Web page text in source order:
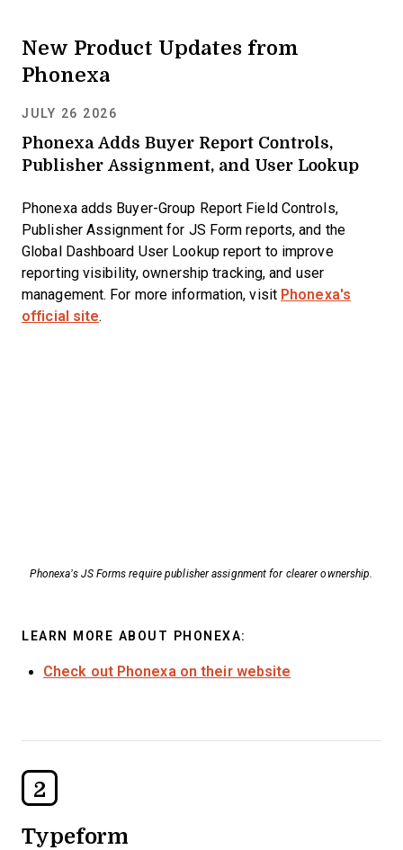
New Product Updates from
Phonexa
Phonexa’s JS Forms require publisher assignment for clearer ownership.
JULY 26 2026
Phonexa Adds Buyer Report Controls,
Publisher Assignment, and User Lookup
Phonexa adds Buyer-Group Report Field Controls,
Publisher Assignment for JS Form reports, and the
Global Dashboard User Lookup report to improve
reporting visibility, ownership tracking, and user
management. For more information, visit Phonexa's
official site.
LEARN MORE ABOUT PHONEXA:
Check out Phonexa on their website
2
Typeform